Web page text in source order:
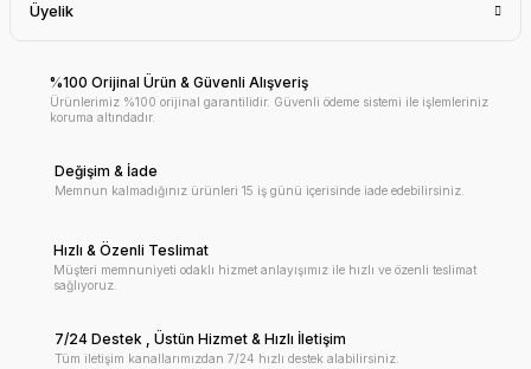
Üyelik
%100 Orijinal Ürün & Güvenli Alışveriş
Ürünlerimiz %100 orijinal garantilidir. Güvenli ödeme sistemi ile işlemleriniz
koruma altındadır.
Değişim & İade
Memnun kalmadığınız ürünleri 15 iş günü içerisinde iade edebilirsiniz.
Hızlı & Özenli Teslimat
Müşteri memnuniyeti odaklı hizmet anlayışımız ile hızlı ve özenli teslimat
sağlıyoruz.
7/24 Destek , Üstün Hizmet & Hızlı İletişim
Tüm iletişim kanallarımızdan 7/24 hızlı destek alabilirsiniz.